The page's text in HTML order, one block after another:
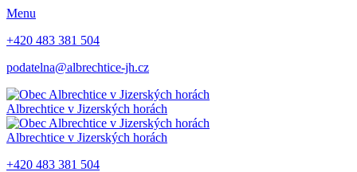
Menu
+420 483 381 504
podatelna@albrechtice-jh.cz
Albrechtice v Jizerských horách
Albrechtice v Jizerských horách
+420 483 381 504